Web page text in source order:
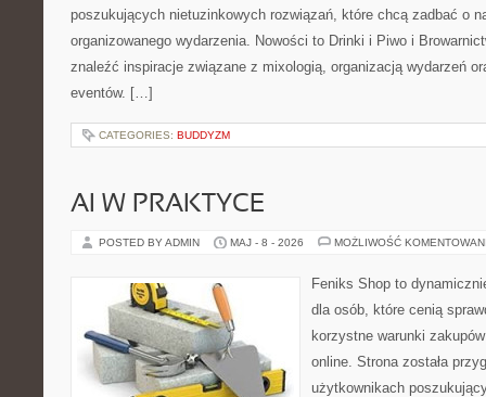
poszukujących nietuzinkowych rozwiązań, które chcą zadbać o
organizowanego wydarzenia. Nowości to Drinki i Piwo i
znaleźć inspiracje związane z mixologią, organizacją wydarzeń
eventów. […]
CATEGORIES: BUDDYZM
AI W PRAKTYCE
POSTED BY ADMIN MAJ - 8 - 2026 MOŻLIWOŚĆ
Feniks Shop to
dla osób, które cenią
korzystne warunki
online. Strona została
użytkownikach